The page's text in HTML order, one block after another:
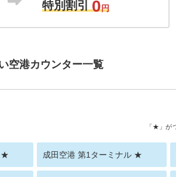
特別割引
0円
空港カウンター一覧
「★」が
★ 成田空港 第1ターミナル ★